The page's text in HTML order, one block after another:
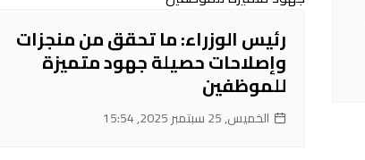
رئيس الوزراء: ما تحقق من منجزات
وإصلاحات حصيلة جهود متميزة
للموظفين
الخميس, 25 سبتمبر 2025, 15:54